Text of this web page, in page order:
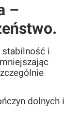
–
stabilność i
dolnych i